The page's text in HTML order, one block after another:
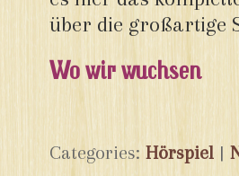
über die großartige
Wo wir wuchsen
Categories: Hörspiel |